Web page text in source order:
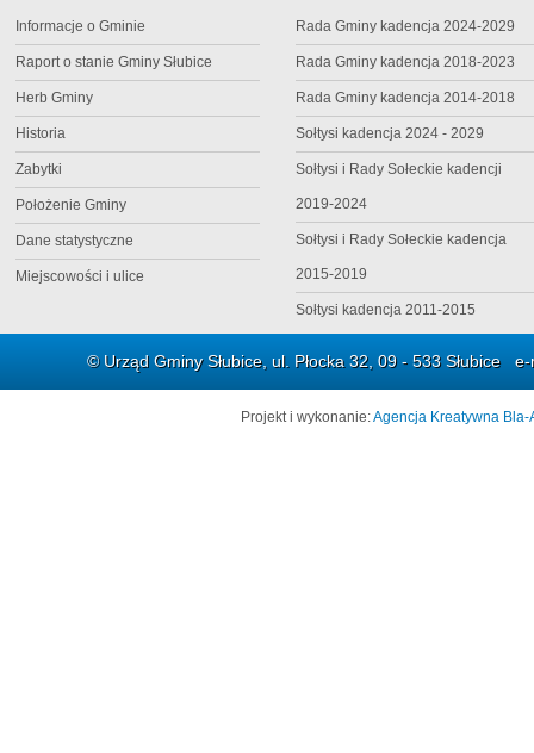
Informacje o Gminie
Raport o stanie Gminy Słubice
Herb Gminy
Historia
Zabytki
Położenie Gminy
Dane statystyczne
Miejscowości i ulice
Rada Gminy kadencja 2024-2029
Rada Gminy kadencja 2018-2023
Rada Gminy kadencja 2014-2018
Sołtysi kadencja 2024 - 2029
Sołtysi i Rady Sołeckie kadencji
2019-2024
Sołtysi i Rady Sołeckie kadencja
2015-2019
Sołtysi kadencja 2011-2015
© Urząd Gminy Słubice, ul. Płocka 32, 09 - 533 Słubice
Projekt i wykonanie:Agencja Kreatywna Bla-